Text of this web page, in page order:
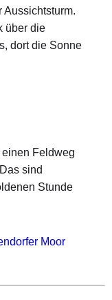
Aussichtsturm.
über die
dort die Sonne
Feldweg
sind
Stunde
Moor